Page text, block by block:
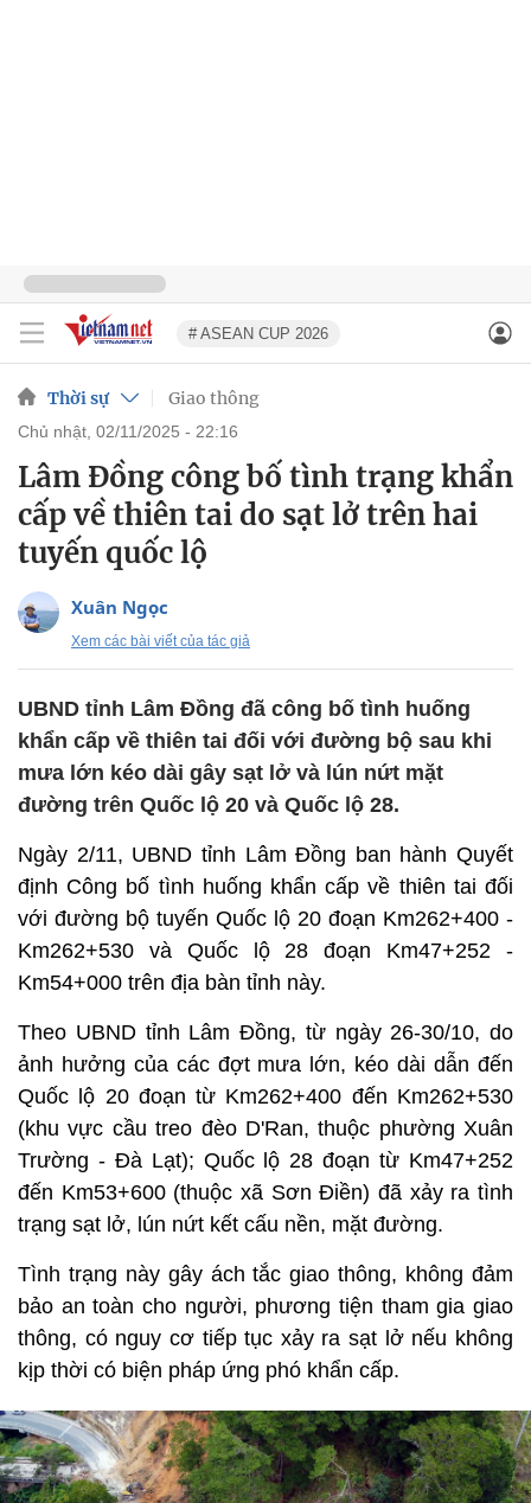
# ASEAN CUP 2026
Thời sự Giao thông
chủ nhật, 02/11/2025 - 22:16
Lâm Đồng công bố tình trạng khẩn
cấp về thiên tai do sạt lở trên hai
tuyến quốc lộ
Xuân Ngọc
Xem các bài viết của tác giả
UBND tỉnh Lâm Đồng đã công bố tình huống
khẩn cấp về thiên tai đối với đường bộ sau khi
mưa lớn kéo dài gây sạt lở và lún nứt mặt
đường trên Quốc lộ 20 và Quốc lộ 28.
Ngày 2/11, UBND tỉnh Lâm Đồng ban hành Quyết
định Công bố tình huống khẩn cấp về thiên tai đối
với đường bộ tuyến Quốc lộ 20 đoạn Km262+400 -
Km262+530 và Quốc lộ 28 đoạn Km47+252 -
Km54+000 trên địa bàn tỉnh này.
Theo UBND tỉnh Lâm Đồng, từ ngày 26-30/10, do
ảnh hưởng của các đợt mưa lớn, kéo dài dẫn đến
Quốc lộ 20 đoạn từ Km262+400 đến Km262+530
(khu vực cầu treo đèo D'Ran, thuộc phường Xuân
Trường - Đà Lạt); Quốc lộ 28 đoạn từ Km47+252
đến Km53+600 (thuộc xã Sơn Điền) đã xảy ra tình
trạng sạt lở, lún nứt kết cấu nền, mặt đường.
Tình trạng này gây ách tắc giao thông, không đảm
bảo an toàn cho người, phương tiện tham gia giao
thông, có nguy cơ tiếp tục xảy ra sạt lở nếu không
kịp thời có biện pháp ứng phó khẩn cấp.